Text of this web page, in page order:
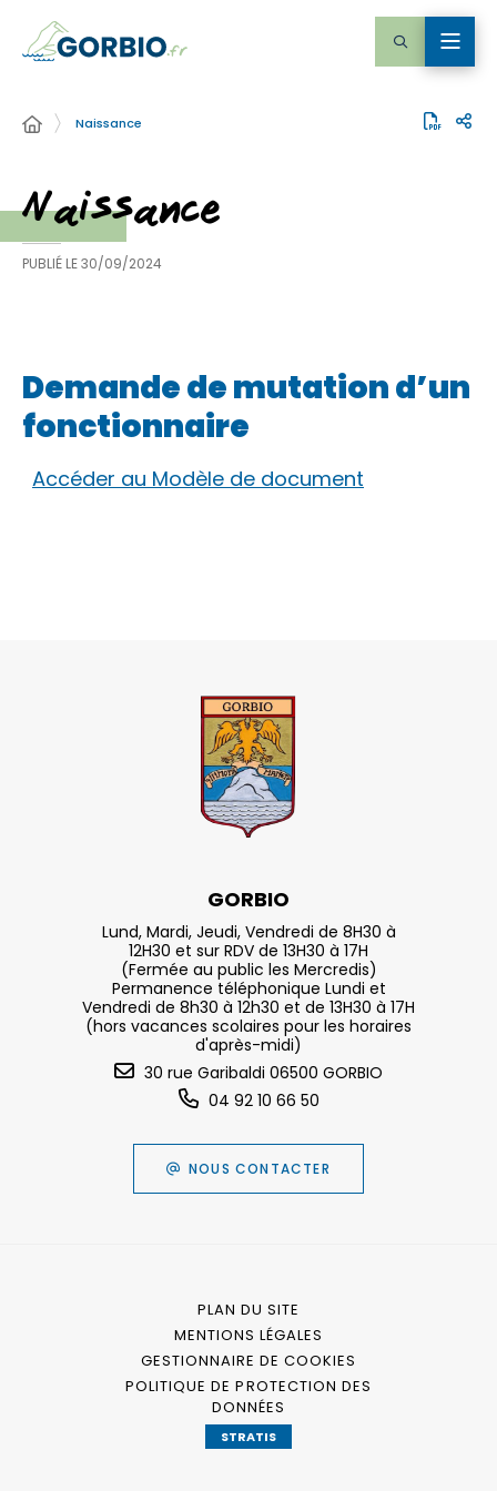
Naissance
Naissance
PUBLIÉ LE30/09/2024
Demande de mutation d’un
fonctionnaire
Accéder au Modèle de document
GORBIO
Lund, Mardi, Jeudi, Vendredi de 8H30 à
12H30 et sur RDV de 13H30 à 17H
(Fermée au public les Mercredis)
Permanence téléphonique Lundi et
Vendredi de 8h30 à 12h30 et de 13H30 à 17H
(hors vacances scolaires pour les horaires
d'après-midi)
30 rue Garibaldi 06500 GORBIO
04 92 10 66 50
NOUS CONTACTER
PLAN DU SITE
MENTIONS LÉGALES
GESTIONNAIRE DE COOKIES
POLITIQUE DE PROTECTION DES
DONNÉES
STRATIS